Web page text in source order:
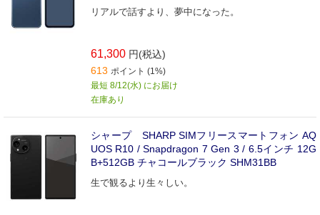
リアルで話すより、夢中になった。
61,300 円(税込)
613 ポイント (1%)
最短 8/12(水) にお届け
在庫あり
シャープ SHARP SIMフリースマートフォン AQ
UOS R10 / Snapdragon 7 Gen 3 / 6.5インチ 12G
B+512GB チャコールブラック SHM31BB
生で観るより生々しい。